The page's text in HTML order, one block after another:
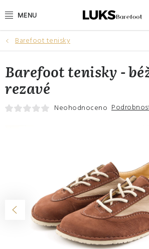
na
NOVINKY
VÝPRODEJ
DÁMSKÉ BAREFOOT BOTY
Hodnocení obchodu
Moje
Výměna a vrácení zboží
Kontakty
Barefoot tenisky
Barefoot tenisky -
rezavé
Neohodnoceno